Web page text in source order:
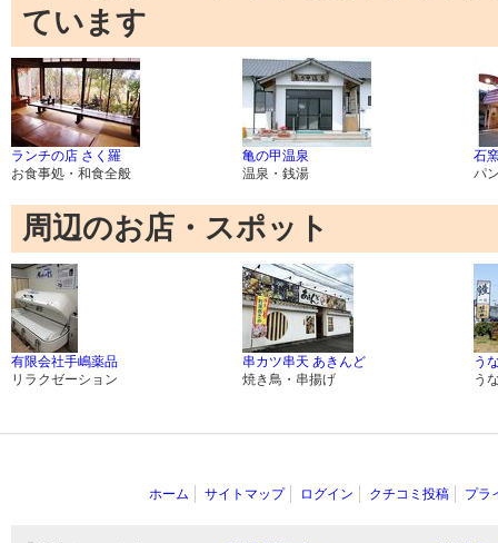
ています
ランチの店 さく羅
お食事処・和食全般
亀の甲温泉
温泉・銭湯
石
パ
周辺のお店・スポット
有限会社手嶋薬品
リラクゼーション
串カツ串天 あきんど
焼き鳥・串揚げ
う
う
ホーム サイトマップ ログイン クチコミ投稿 プラ